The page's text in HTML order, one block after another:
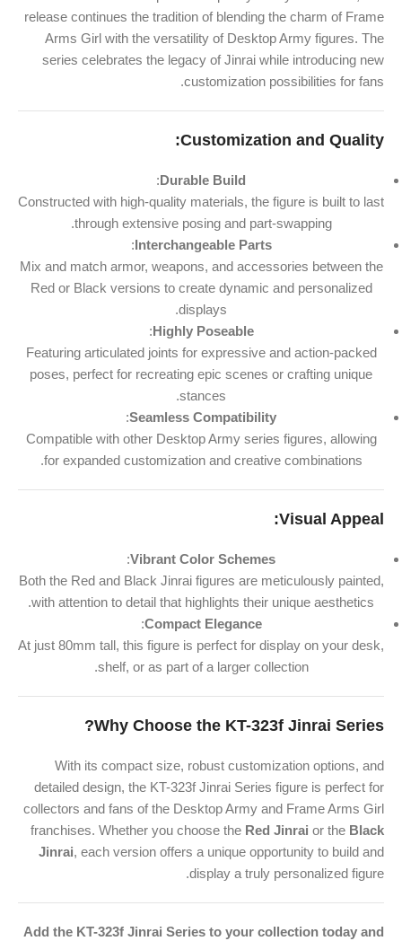
release continues the tradition of blending the charm of Frame
Arms Girl with the versatility of Desktop Army figures. The
series celebrates the legacy of Jinrai while introducing new
customization possibilities for fans.
Customization and Quality:
Durable Build
:
Constructed with high-quality materials, the figure is built to last
through extensive posing and part-swapping.
Interchangeable Parts
:
Mix and match armor, weapons, and accessories between the
Red or Black versions to create dynamic and personalized
displays.
Highly Poseable
:
Featuring articulated joints for expressive and action-packed
poses, perfect for recreating epic scenes or crafting unique
stances.
Seamless Compatibility
:
Compatible with other Desktop Army series figures, allowing
for expanded customization and creative combinations.
Visual Appeal:
Vibrant Color Schemes
:
Both the Red and Black Jinrai figures are meticulously painted,
with attention to detail that highlights their unique aesthetics.
Compact Elegance
:
At just 80mm tall, this figure is perfect for display on your desk,
shelf, or as part of a larger collection.
Why Choose the KT-323f Jinrai Series?
With its compact size, robust customization options, and
detailed design, the KT-323f Jinrai Series figure is perfect for
collectors and fans of the Desktop Army and Frame Arms Girl
franchises. Whether you choose the Red Jinrai or the Black
Jinrai, each version offers a unique opportunity to build and
display a truly personalized figure.
Add the KT-323f Jinrai Series to your collection today and